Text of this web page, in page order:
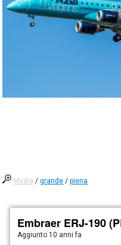
Media /grande /piena
Embraer ERJ-190
Aggiunto 10 anni fa